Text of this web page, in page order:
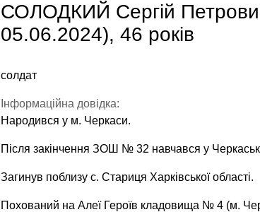
СОЛОДКИЙ Сергій
05.06.2024), 46 років
солдат
Інформаційна довідка:
Народився у м. Черкаси.
Після закінчення ЗОШ № 32 навчався у
Загинув поблизу с. Стариця Харківської області.
Похований на Алеї Героїв кладовища № 4 (м.